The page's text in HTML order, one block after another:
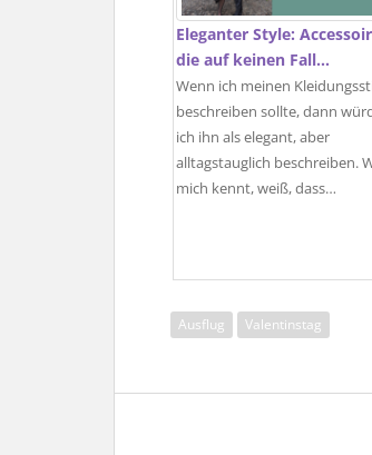
Eleganter Style:
die auf keinen Fall…
Wenn ich meinen
beschreiben sollte, dann
ich ihn als elegant, aber
alltagstauglich beschreiben.
mich kennt, weiß, dass…
Ausflug Valentinstag